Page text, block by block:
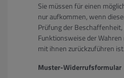
Sie müssen für einen
nur aufkommen, wenn
Prüfung der
Funktionsweise der
mit ihnen zurückzuführen ist.
Muster-Widerrufsformular